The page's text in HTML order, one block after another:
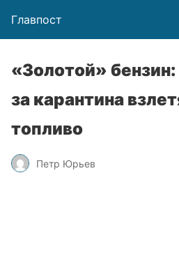
Главпост
«Золотой»
за карантина
топливо
Петр Юрьев